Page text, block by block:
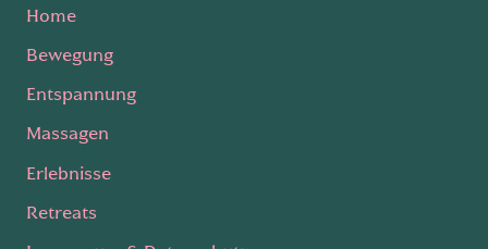
Home
Bewegung
Entspannung
Massagen
Erlebnisse
Retreats